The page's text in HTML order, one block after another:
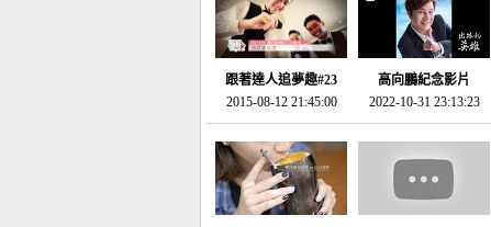
跟著達人追夢趣#23
promo-我想開間咖啡
館(謝佳凌)
2015-08-12 21:45:00
高向鵬紀念影片
2022-10-31 23:13:23